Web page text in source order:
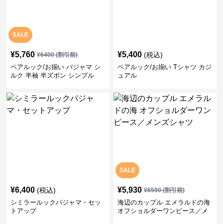
SALE
¥5,760 ¥6400(割引前)
ペアルック/お揃い パジャマ シ
ルク 半袖 半ズボン シンプル
¥5,400 (税込)
ペアルック/お揃い Tシャツ カジ
ュアル
¥6,400 (税込)
シミラールックパジャマ・セッ
トアップ
SALE
¥5,930 ¥6590(割引前)
海辺のカップル エメラルドの海
オフショルダーワンピース／メ